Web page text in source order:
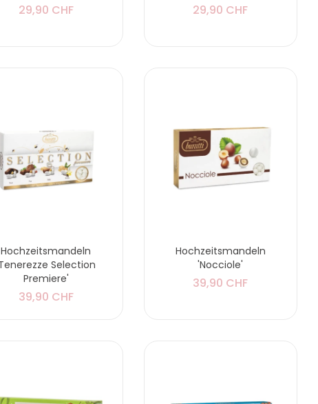
29,90 CHF 29,90 CHF
Hochzeitsmandeln
Selection
Premiere'
39,90 CHF
Hochzeitsmandeln
'Nocciole'
39,90 CHF